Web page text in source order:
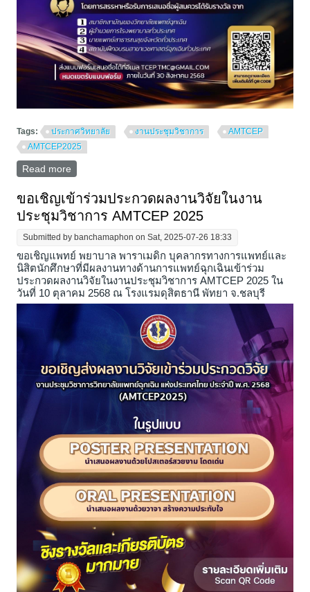
Tags: ประกาศวิทยาลัย งานประชุมวิชาการ
AMTCEP
AMTCEP2025
Read more
ประเทศไทย ประจำปี 2568
ขอเชิญเข้าร่วมประกวดผลงานวิจัยในงาน
ประชุมวิชาการ AMTCEP 2025
Submitted by banchamaphon on Sat, 2025-07-26 18:33
ขอเชิญแพทย์ พยาบาล พาราเมดิก บุคลากรทางการแพทย์และ
นิสิตนักศึกษาที่มีผลงานทางด้านการแพทย์ฉุกเฉินเข้าร่วม
ประกวดผลงานวิจัยในงานประชุมวิชาการ AMTCEP 2025 ใน
วันที่ 10 ตุลาคม 2568 ณ โรงแรมดุสิตธานี พัทยา จ.ชลบุรี